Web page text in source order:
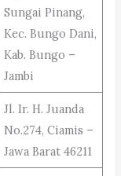
Sungai Pinang,
Kec. Bungo Dani,
Kab. Bungo –
Jambi
Jl. Ir. H. Juanda
No.274, Ciamis –
Jawa Barat 46211